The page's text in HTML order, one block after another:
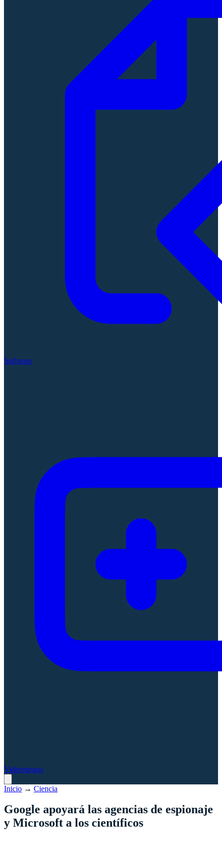
Software
Videojuegos
Inicio → Ciencia
Google apoyará las agencias de espionaje
y Microsoft a los científicos